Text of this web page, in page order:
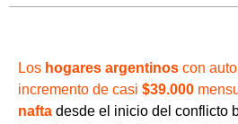
Los hogares argentinos con
incremento de casi $39.000
nafta desde el inicio del conflicto